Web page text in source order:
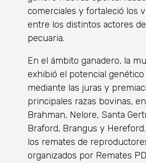
comerciales y fortaleció los
entre los distintos actores
pecuaria.
En el ámbito ganadero, la
exhibió el potencial
mediante las juras y
principales razas bovinas,
Brahman, Nelore, Santa
Braford, Brangus y
los remates de
organizados por Remates